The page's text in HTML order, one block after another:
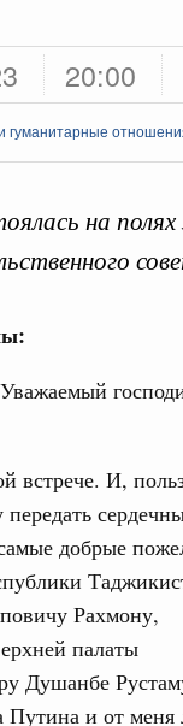
20:00
гуманитарные
на
Уважаемый
встрече. И,
добрые
Рахмону,
палаты
Душанбе
Путина и от меня
среда
технологий
Кравцов
на
политики